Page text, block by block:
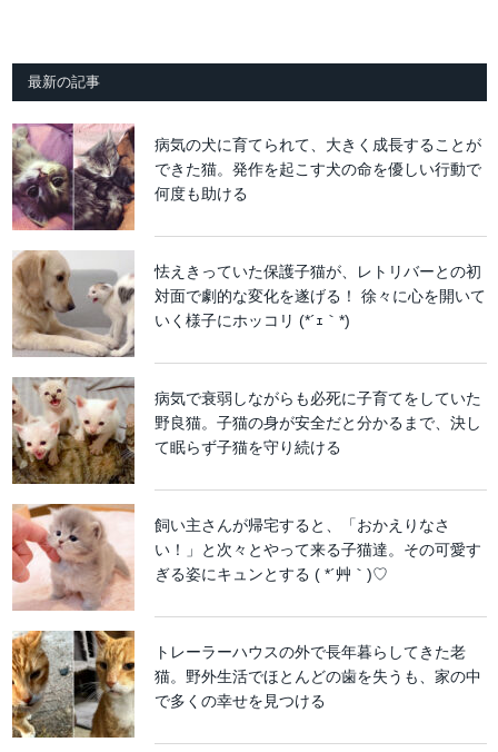
最新の記事
病気の犬に育てられて、大きく成長することが
できた猫。発作を起こす犬の命を優しい行動で
何度も助ける
怯えきっていた保護子猫が、レトリバーとの初
対面で劇的な変化を遂げる！ 徐々に心を開いて
いく様子にホッコリ (*´ｪ｀*)
病気で衰弱しながらも必死に子育てをしていた
野良猫。子猫の身が安全だと分かるまで、決し
て眠らず子猫を守り続ける
飼い主さんが帰宅すると、「おかえりなさ
い！」と次々とやって来る子猫達。その可愛す
ぎる姿にキュンとする ( *´艸｀)♡
トレーラーハウスの外で長年暮らしてきた老
猫。野外生活でほとんどの歯を失うも、家の中
で多くの幸せを見つける